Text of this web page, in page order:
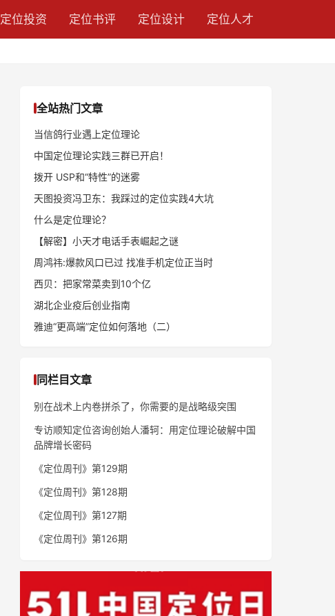
定位投资 定位书评 定位设计 定位人才
全站热门文章
当信鸽行业遇上定位理论
中国定位理论实践三群已开启！
拨开 USP和“特性”的迷雾
天图投资冯卫东：我踩过的定位实践4大坑
什么是定位理论？
【解密】小天才电话手表崛起之谜
周鸿祎:爆款风口已过 找准手机定位正当时
西贝：把家常菜卖到10个亿
湖北企业疫后创业指南
雅迪“更高端”定位如何落地（二）
同栏目文章
专访顺知定位咨询创始人潘轲：用定位理论破解中国
《定位周刊》第129期
《定位周刊》第128期
《定位周刊》第127期
《定位周刊》第126期
《定位周刊》第125期